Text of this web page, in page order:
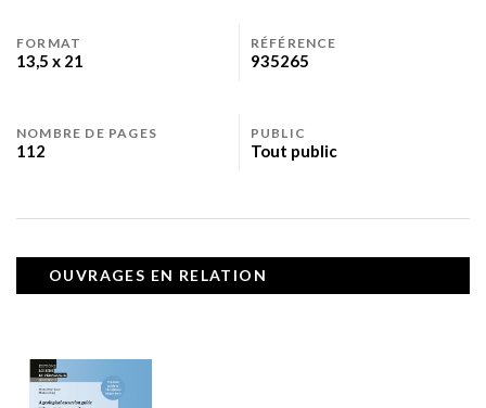
FORMAT
13,5 x 21
RÉFÉRENCE
935265
NOMBRE DE PAGES
112
PUBLIC
Tout public
OUVRAGES EN RELATION